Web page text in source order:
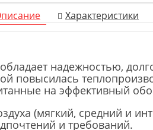
Характеристики
надежностью,
повысилась
на эффективный
(мягкий, средний и
и требований.